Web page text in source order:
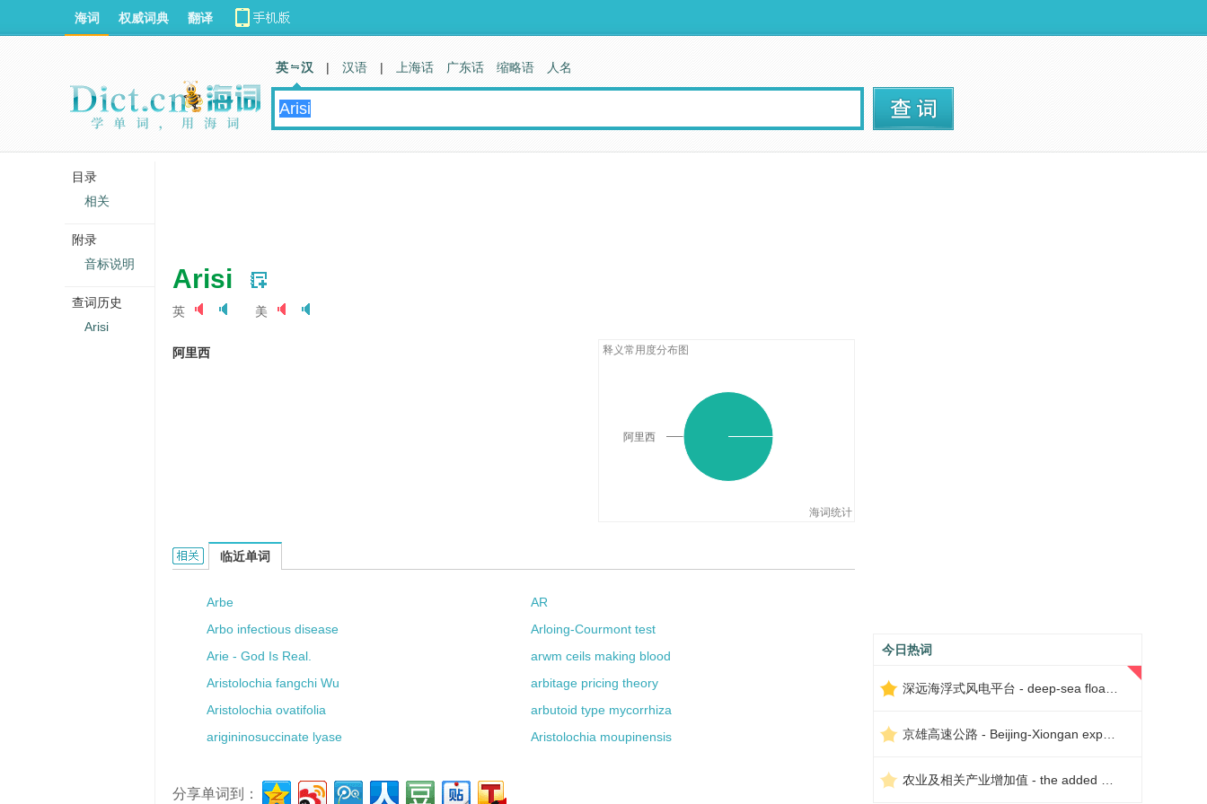
Arisi
英 美
阿里西 释义常用度分布图
海词统计
阿里西
Arisi的相关资料：
临近单词
Arbe
AR
Arbo infectious disease
Arloing-Courmont test
Arie - God Is Real.
arwm ceils making blood
Aristolochia fangchi Wu
arbitage pricing theory
Aristolochia ovatifolia
arbutoid type mycorrhiza
arigininosuccinate lyase
Aristolochia moupinensis
分享单词到：
今日热词
海词 权威词典 翻译
英 汉 | 汉语 | 上海话 广东话 缩略语 人名
目录
相关
附录
音标说明
查词历史
Arisi